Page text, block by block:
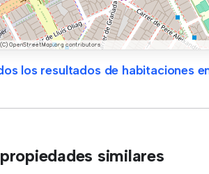
los resultados de habitaciones
similares